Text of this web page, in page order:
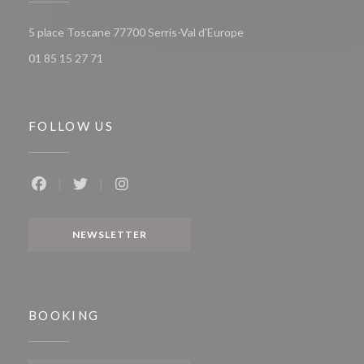
5 place Toscane 77700 Serris-Val d'Europe
01 85 15 27 71
FOLLOW US
NEWSLETTER
BOOKING